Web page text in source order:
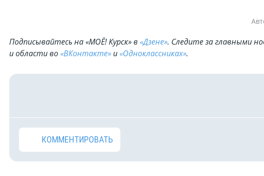
Подписывайтесь на «МОЁ! Курск» в «Дзене». Cледите за главными
и области во«ВКонтакте» и«Одноклассниках».
КОММЕНТИРОВАТЬ